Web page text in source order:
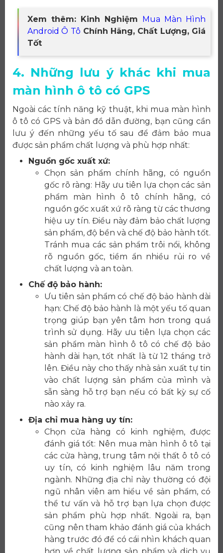
Xem thêm: Kinh Nghiệm Mua Màn Hình
Android Ô Tô Chính Hãng, Chất Lượng, Giá
Tốt
4. Những lưu ý khác khi mua
màn hình ô tô có GPS
Ngoài các tính năng kỹ thuật, khi mua màn hình
ô tô có GPS và bản đồ dẫn đường, bạn cũng cần
lưu ý đến những yếu tố sau để đảm bảo mua
được sản phẩm chất lượng và phù hợp nhất:
Nguồn gốc xuất xứ:
Chọn sản phẩm chính hãng, có nguồn
gốc rõ ràng: Hãy ưu tiên lựa chọn các sản
phẩm màn hình ô tô chính hãng, có
nguồn gốc xuất xứ rõ ràng từ các thương
hiệu uy tín. Điều này đảm bảo chất lượng
sản phẩm, độ bền và chế độ bảo hành tốt.
Tránh mua các sản phẩm trôi nổi, không
rõ nguồn gốc, tiềm ẩn nhiều rủi ro về
chất lượng và an toàn.
Chế độ bảo hành:
Ưu tiên sản phẩm có chế độ bảo hành dài
hạn: Chế độ bảo hành là một yếu tố quan
trọng giúp bạn yên tâm hơn trong quá
trình sử dụng. Hãy ưu tiên lựa chọn các
sản phẩm màn hình ô tô có chế độ bảo
hành dài hạn, tốt nhất là từ 12 tháng trở
lên. Điều này cho thấy nhà sản xuất tự tin
vào chất lượng sản phẩm của mình và
sẵn sàng hỗ trợ bạn nếu có bất kỳ sự cố
nào xảy ra.
Địa chỉ mua hàng uy tín:
Chọn cửa hàng có kinh nghiệm, được
đánh giá tốt: Nên mua màn hình ô tô tại
các cửa hàng, trung tâm nội thất ô tô có
uy tín, có kinh nghiệm lâu năm trong
ngành. Những địa chỉ này thường có đội
ngũ nhân viên am hiểu về sản phẩm, có
thể tư vấn và hỗ trợ bạn lựa chọn được
sản phẩm phù hợp nhất. Ngoài ra, bạn
cũng nên tham khảo đánh giá của khách
hàng trước đó để có cái nhìn khách quan